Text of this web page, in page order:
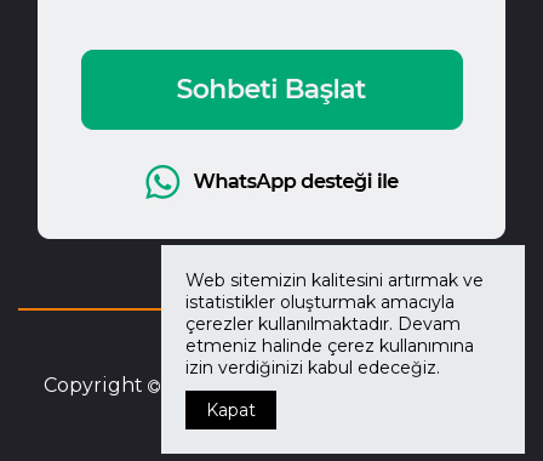
Copyright 2026Göktaş Mobilya.
Tüm Hakları
Saklıdır.
Web sitemizin kalitesini artırmak ve
istatistikler oluşturmak amacıyla
çerezler kullanılmaktadır. Devam
etmeniz halinde çerez kullanımına
izin verdiğinizi kabul edeceğiz.
Kapat